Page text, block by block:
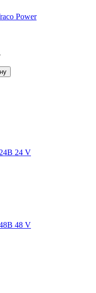
Power
24 V
48 V